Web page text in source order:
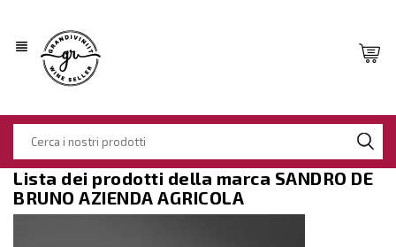
view_headline
Lista dei prodotti della marca SANDRO DE
BRUNO AZIENDA AGRICOLA